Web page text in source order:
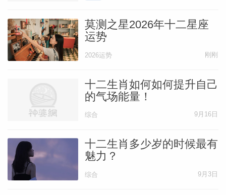
莫测之星2026年十二星座
运势
2026运势 刚刚
十二生肖如何如何提升自己
的气场能量！
综合 9月16日
十二生肖多少岁的时候最有
魅力？
综合 9月3日